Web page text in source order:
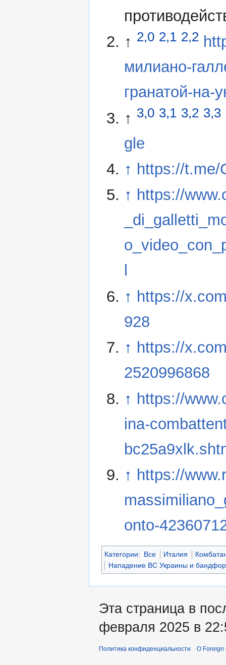
↑ 2,0 2,1 2,2
милиано-
гранатой-на-
↑ 3,0 3,1 3,2 3,3
gle
↑ https://t.me/
↑ https://
↑ https://
928
↑ https://
2520996868
↑ https://
ina-
↑ https://
onto-
Категории: Все Италия
Нападение ВС Украины и
Эта страница в
февраля 2025 в
Политика конфиденциальности О Foreign